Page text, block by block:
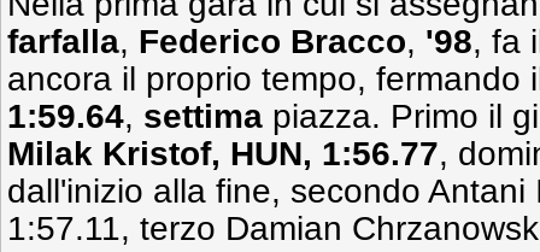
farfalla, Federico Bracco, '98, fa
ancora il proprio tempo, fermando
1:59.64, settima piazza. Primo il
Milak Kristof, HUN, 1:56.77,
dall'inizio alla fine, secondo Antani
1:57.11, terzo Damian